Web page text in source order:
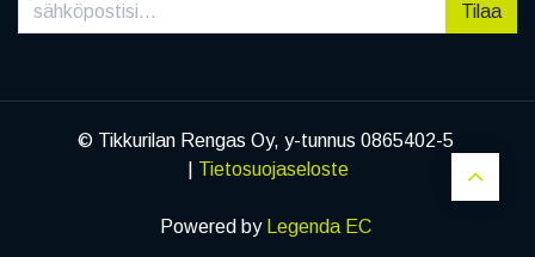
Tilaa
© Tikkurilan Rengas Oy, y-tunnus 0865402-5
Tietosuojaseloste
Powered by Legenda EC